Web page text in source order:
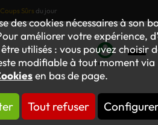
des cookies nécessaires à son
améliorer votre expérience,
utilisés : vous pouvez choisir
modifiable à tout moment via
en bas de page.
Tout refuser
Sûrs du jour
Mon
compte